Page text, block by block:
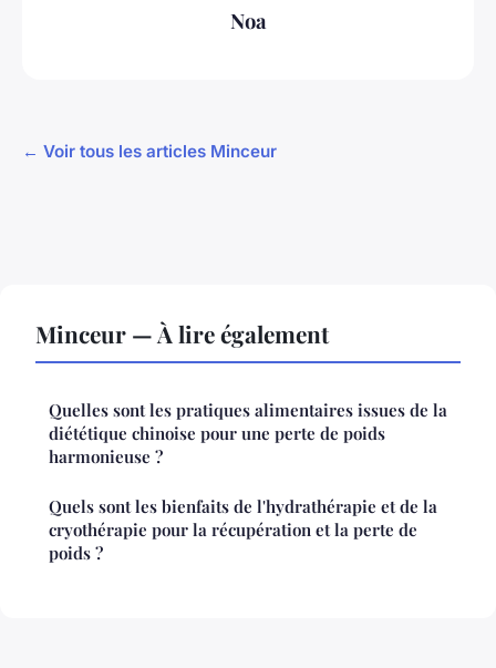
Noa
← Voir tous les articles Minceur
Minceur — À lire également
Quelles sont les pratiques alimentaires issues de la
diététique chinoise pour une perte de poids
harmonieuse ?
Quels sont les bienfaits de l'hydrathérapie et de la
cryothérapie pour la récupération et la perte de
poids ?